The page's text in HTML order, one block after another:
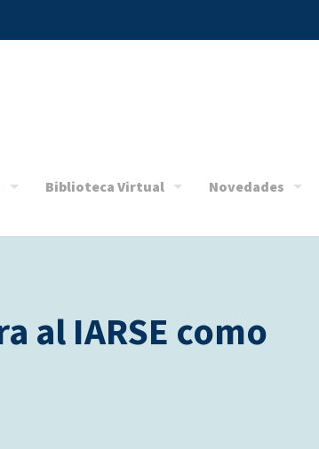
Biblioteca Virtual Novedades
al IARSE como